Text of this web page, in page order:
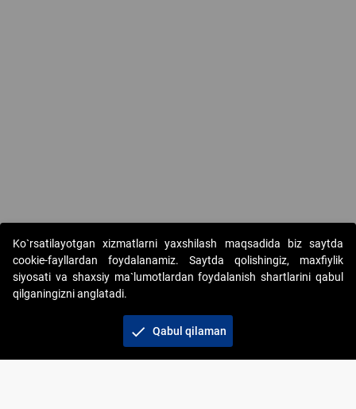
Copyright © 2017-2026. "Elektron onlayn-auksionlarni
tashkil etish" AJ. Barcha huquqlar himoyalangan
Ko`rsatilayotgan xizmatlarni yaxshilash maqsadida biz saytda
cookie-fayllardan foydalanamiz. Saytda qolishingiz, maxfiylik
siyosati va shaxsiy ma`lumotlardan foydalanish shartlarini qabul
qilganingizni anglatadi.
check Qabul qilaman